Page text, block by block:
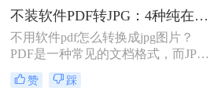
据安全方面差异很大——截图法可能
模糊失真，在线工具有隐私顾虑，专
业软件又需要安装。选错方法不仅浪
费时间，还可能得到画质差的图片。
不装软件PDF转JPG：4种纯在线方案的转换效果和速度对比！
不用软件pdf怎么转换成jpg图片？
PDF是一种常见的文档格式，而JPG
是一种常见的图片格式。有时候，我
们需要将PDF文件转换成JPG图片。
赞 踩